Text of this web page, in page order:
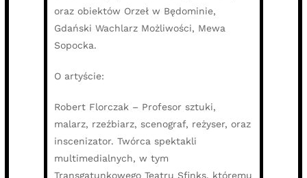
oraz obiektów Orzeł w Będominie,
Gdański Wachlarz Możliwości, Mewa
Sopocka.
O artyście:
Robert Florczak – Profesor sztuki,
malarz, rzeźbiarz, scenograf, reżyser, oraz
inscenizator. Twórca spektakli
multimedialnych, w tym
Transgatunkowego Teatru Sfinks, któremu